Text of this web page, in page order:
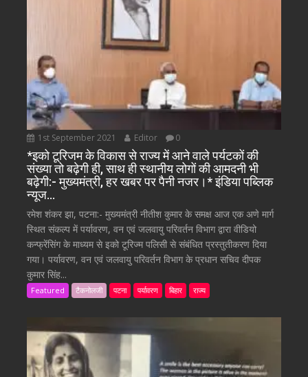
1st September 2021 Editor 0
*इको टूरिजम के विकास से राज्य में आने वाले पर्यटकों की
संख्या तो बढ़ेगी ही, साथ ही स्थानीय लोगों की आमदनी भी
बढ़ेगी:- मुख्यमंत्री, हर खबर पर पैनी नजर।* इंडिया पब्लिक
न्यूज…
रमेश शंकर झा, पटना:- मुख्यमंत्री नीतीश कुमार के समक्ष आज एक अणे मार्ग
स्थित संकल्प में पर्यावरण, वन एवं जलवायु परिवर्तन विभाग द्वारा वीडियो
कन्फ्रेंसिंग के माध्यम से इको टूरिज्म पलिसी से संबंधित प्रस्तुतीकरण दिया
गया। पर्यावरण, वन एवं जलवायु परिवर्तन विभाग के प्रधान सचिव दीपक
कुमार सिंह...
Featured टैकनोलजी पटना पर्यावरण बिहार राज्य